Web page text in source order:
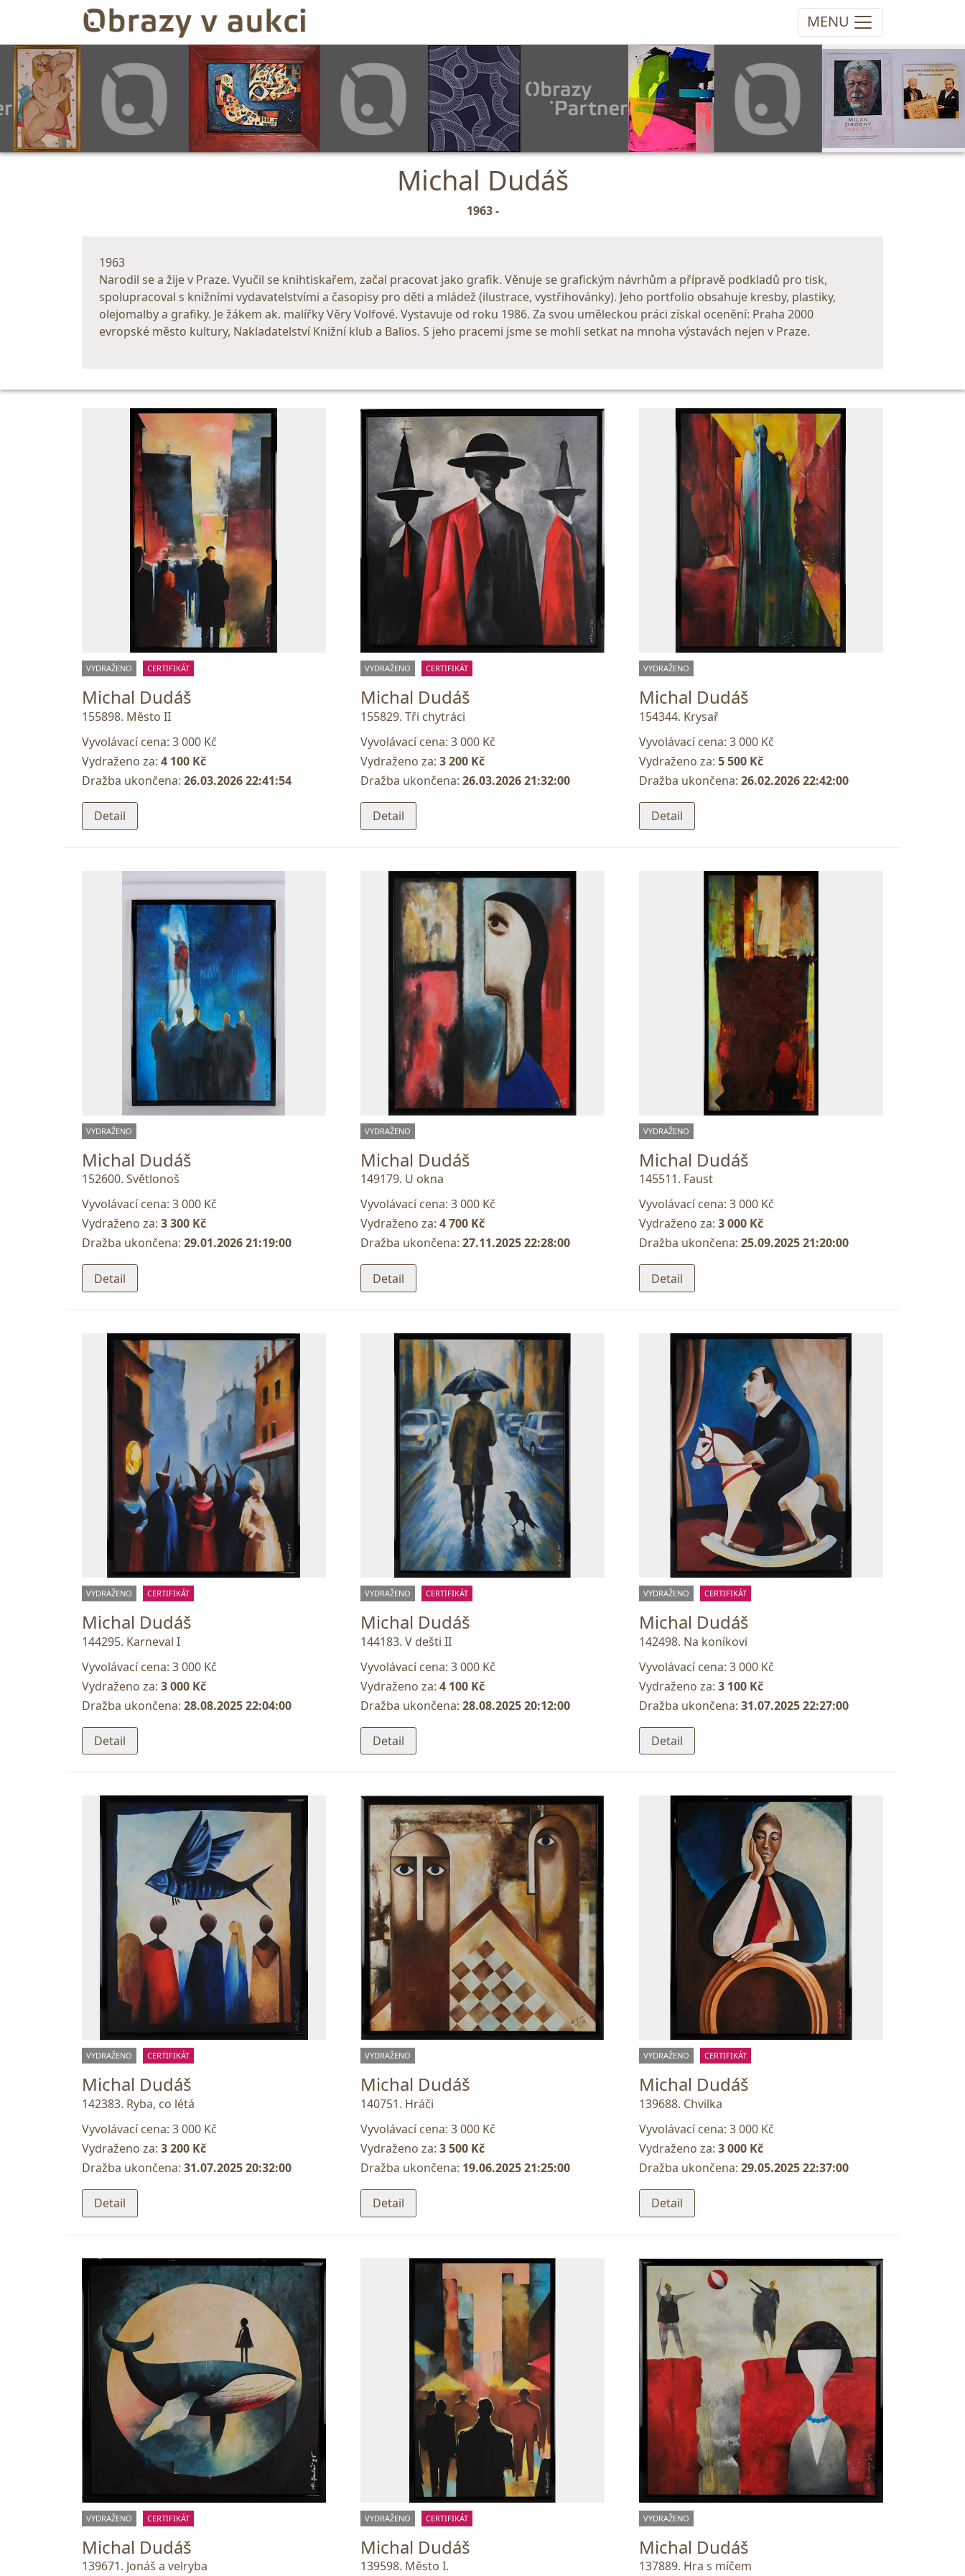
MENU
Michal Dudáš
1963 -
1963
Narodil se a žije v Praze. Vyučil se knihtiskařem, začal pracovat jako grafik. Věnuje se grafickým návrhům a přípravě podkladů pro tisk,
spolupracoval s knižními vydavatelstvími a časopisy pro děti a mládež (ilustrace, vystřihovánky). Jeho portfolio obsahuje kresby, plastiky,
olejomalby a grafiky. Je žákem ak. malířky Věry Volfové. Vystavuje od roku 1986. Za svou uměleckou práci získal ocenění: Praha 2000
evropské město kultury, Nakladatelství Knižní klub a Balios. S jeho pracemi jsme se mohli setkat na mnoha výstavách nejen v Praze.
VYDRAŽENO CERTIFIKÁT
Michal Dudáš
155898. Město II
Vyvolávací cena: 3 000 Kč
Vydraženo za: 4 100 Kč
Dražba ukončena: 26.03.2026 22:41:54
Detail
VYDRAŽENO CERTIFIKÁT
Michal Dudáš
155829. Tři chytráci
Vyvolávací cena: 3 000 Kč
Vydraženo za: 3 200 Kč
Dražba ukončena: 26.03.2026 21:32:00
Detail
VYDRAŽENO
Michal Dudáš
154344. Krysař
Vyvolávací cena: 3 000 Kč
Vydraženo za: 5 500 Kč
Dražba ukončena: 26.02.2026 22:42:00
Detail
VYDRAŽENO
Michal Dudáš
152600. Světlonoš
Vyvolávací cena: 3 000 Kč
Vydraženo za: 3 300 Kč
Dražba ukončena: 29.01.2026 21:19:00
Detail
VYDRAŽENO
Michal Dudáš
149179. U okna
Vyvolávací cena: 3 000 Kč
Vydraženo za: 4 700 Kč
Dražba ukončena: 27.11.2025 22:28:00
Detail
VYDRAŽENO
Michal Dudáš
145511. Faust
Vyvolávací cena: 3 000 Kč
Vydraženo za: 3 000 Kč
Dražba ukončena: 25.09.2025 21:20:00
Detail
VYDRAŽENO CERTIFIKÁT
Michal Dudáš
144295. Karneval I
Vyvolávací cena: 3 000 Kč
Vydraženo za: 3 000 Kč
Dražba ukončena: 28.08.2025 22:04:00
Detail
VYDRAŽENO CERTIFIKÁT
Michal Dudáš
144183. V dešti II
Vyvolávací cena: 3 000 Kč
Vydraženo za: 4 100 Kč
Dražba ukončena: 28.08.2025 20:12:00
Detail
VYDRAŽENO CERTIFIKÁT
Michal Dudáš
142498. Na koníkovi
Vyvolávací cena: 3 000 Kč
Vydraženo za: 3 100 Kč
Dražba ukončena: 31.07.2025 22:27:00
Detail
VYDRAŽENO CERTIFIKÁT
Michal Dudáš
142383. Ryba, co létá
Vyvolávací cena: 3 000 Kč
Vydraženo za: 3 200 Kč
Dražba ukončena: 31.07.2025 20:32:00
Detail
VYDRAŽENO
Michal Dudáš
140751. Hráči
Vyvolávací cena: 3 000 Kč
Vydraženo za: 3 500 Kč
Dražba ukončena: 19.06.2025 21:25:00
Detail
VYDRAŽENO CERTIFIKÁT
Michal Dudáš
139688. Chvilka
Vyvolávací cena: 3 000 Kč
Vydraženo za: 3 000 Kč
Dražba ukončena: 29.05.2025 22:37:00
Detail
VYDRAŽENO CERTIFIKÁT
Michal Dudáš
139671. Jonáš a velryba
VYDRAŽENO CERTIFIKÁT
Michal Dudáš
139598. Město I.
VYDRAŽENO
Michal Dudáš
137889. Hra s míčem